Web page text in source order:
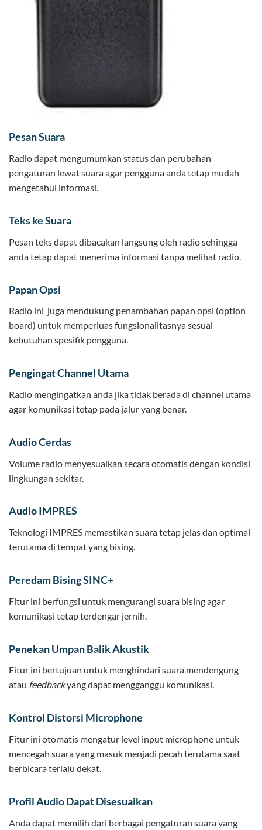
Pesan Suara
Radio dapat mengumumkan status dan perubahan
pengaturan lewat suara agar pengguna anda tetap mudah
mengetahui informasi.
Teks ke Suara
Pesan teks dapat dibacakan langsung oleh radio sehingga
anda tetap dapat menerima informasi tanpa melihat radio.
Papan Opsi
Radio ini juga mendukung penambahan papan opsi (option
board) untuk memperluas fungsionalitasnya sesuai
kebutuhan spesifik pengguna.
Pengingat Channel Utama
Radio mengingatkan anda jika tidak berada di channel utama
agar komunikasi tetap pada jalur yang benar.
Audio Cerdas
Volume radio menyesuaikan secara otomatis dengan kondisi
lingkungan sekitar.
Audio IMPRES
Teknologi IMPRES memastikan suara tetap jelas dan optimal
terutama di tempat yang bising.
Peredam Bising SINC+
Fitur ini berfungsi untuk mengurangi suara bising agar
komunikasi tetap terdengar jernih.
Penekan Umpan Balik Akustik
Fitur ini bertujuan untuk menghindari suara mendengung
atau feedbackyang dapat mengganggu komunikasi.
Kontrol Distorsi Microphone
Fitur ini otomatis mengatur level input microphone untuk
mencegah suara yang masuk menjadi pecah terutama saat
berbicara terlalu dekat.
Profil Audio Dapat Disesuaikan
Anda dapat memilih dari berbagai pengaturan suara yang